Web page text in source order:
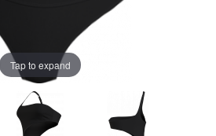
Tap to expand